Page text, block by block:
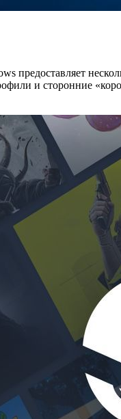
предоставляет
и сторонние